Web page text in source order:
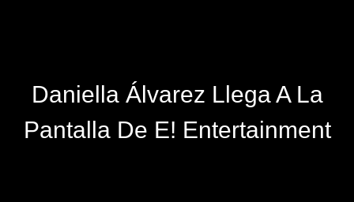
Daniella Álvarez Llega A La
Pantalla De E! Entertainment